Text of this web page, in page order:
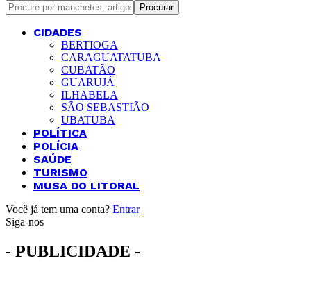
CIDADES
BERTIOGA
CARAGUATATUBA
CUBATÃO
GUARUJÁ
ILHABELA
SÃO SEBASTIÃO
UBATUBA
POLÍTICA
POLÍCIA
SAÚDE
TURISMO
MUSA DO LITORAL
Você já tem uma conta? Entrar
Siga-nos
- PUBLICIDADE -